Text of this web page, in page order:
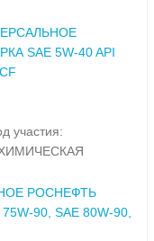
SAE 5W-40 API
участия:
РОСНЕФТЬ
90, SAE 80W-90,